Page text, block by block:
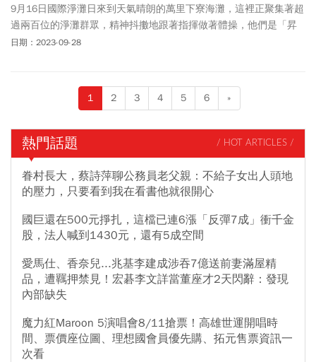
9月16日國際淨灘日來到天氣晴朗的萬里下寮海灘，這裡正聚集著超
過兩百位的淨灘群眾，精神抖擻地跟著指揮做著體操，他們是「昇
恆昌免稅商店」的同仁及合作廠商，攜家帶眷一起響應國際淨灘日
日期：2023-09-28
1 2 3 4 5 6 »
熱門話題 / HOT ARTICLES /
眷村長大，蔡詩萍聊公務員老父親：不給子女出人頭地
的壓力，只要看到我在看書他就很開心
國巨還在500元掙扎，這檔已連6漲「反彈7成」衝千金
股，法人喊到1430元，還有5成空間
愛馬仕、香奈兒...兆基李建成涉吞7億送前妻滿屋精
品，遭羈押禁見！宏碁李文詳當董座才2天閃辭：發現
內部缺失
魔力紅Maroon 5演唱會8/11搶票！高雄世運開唱時
間、票價座位圖、理想國會員優先購、拓元售票資訊一
次看